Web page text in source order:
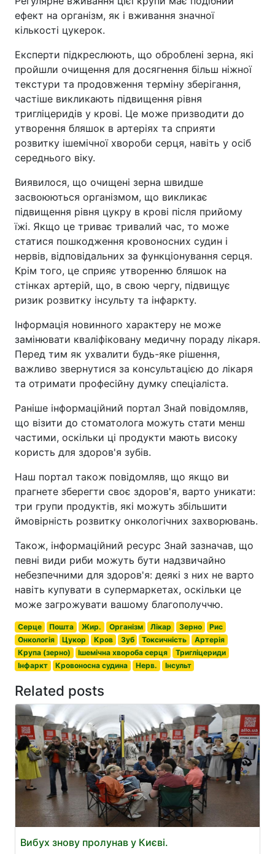
ефект на організм, як і вживання значної
кількості цукерок.
Експерти підкреслюють, що оброблені зерна, які
пройшли очищення для досягнення більш ніжної
текстури та продовження терміну зберігання,
частіше викликають підвищення рівня
тригліцеридів у крові. Це може призводити до
утворення бляшок в артеріях та сприяти
розвитку ішемічної хвороби серця, навіть у осіб
середнього віку.
Виявилося, що очищені зерна швидше
засвоюються організмом, що викликає
підвищення рівня цукру в крові після прийому
їжі. Якщо це триває тривалий час, то може
статися пошкодження кровоносних судин і
нервів, відповідальних за функціонування серця.
Крім того, це сприяє утворенню бляшок на
стінках артерій, що, в свою чергу, підвищує
ризик розвитку інсульту та інфаркту.
Інформація новинного характеру не може
замінювати кваліфіковану медичну пораду лікаря.
Перед тим як ухвалити будь-яке рішення,
важливо звернутися за консультацією до лікаря
та отримати професійну думку спеціаліста.
Раніше інформаційний портал Знай повідомляв,
що візити до стоматолога можуть стати менш
частими, оскільки ці продукти мають високу
користь для здоров'я зубів.
Наш портал також повідомляв, що якщо ви
прагнете зберегти своє здоров'я, варто уникати:
три групи продуктів, які можуть збільшити
ймовірність розвитку онкологічних захворювань.
Також, інформаційний ресурс Знай зазначав, що
певні види риби можуть бути надзвичайно
небезпечними для здоров'я: деякі з них не варто
навіть купувати в супермаркетах, оскільки це
може загрожувати вашому благополуччю.
Серце Пошта Жир. Організм Лікар Зерно
Рис
Онкологія
Цукор Кров Зуб Токсичність
Артерія
Крупа (зерно)
Ішемічна хвороба серця
Тригліцериди
Інфаркт
Кровоносна судина Нерв. Інсульт
Related posts
Вибух знову пролунав у Києві.